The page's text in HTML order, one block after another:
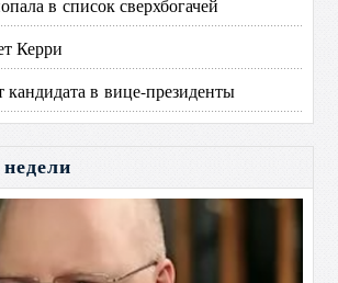
в список сверхбогачей
Керри
кандидата в вице-президенты